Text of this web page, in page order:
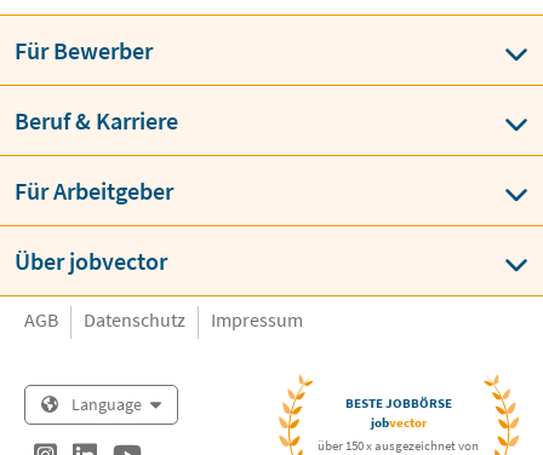
Für Bewerber
Beruf & Karriere
Für Arbeitgeber
Über jobvector
AGB Datenschutz Impressum
Language
BESTE JOBBÖRSE
jobvector
über 150 x ausgezeichnet von